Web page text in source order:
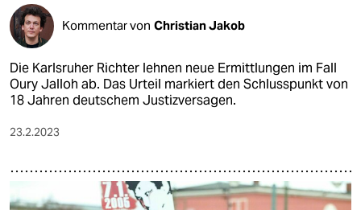
Kommentar von Christian Jakob
Die Karlsruher Richter lehnen neue Ermittlungen im Fall
Oury Jalloh ab. Das Urteil markiert den Schlusspunkt von
18 Jahren deutschem Justizversagen.
23.2.2023